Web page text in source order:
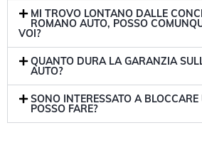
MI TROVO LONTANO DALLE
ROMANO AUTO, POSSO
VOI?
QUANTO DURA LA GARANZIA
AUTO?
SONO INTERESSATO A BLOCCARE
POSSO FARE?